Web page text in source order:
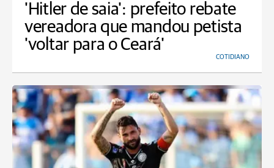
'Hitler de saia': prefeito rebate
vereadora que mandou petista
'voltar para o Ceará'
COTIDIANO